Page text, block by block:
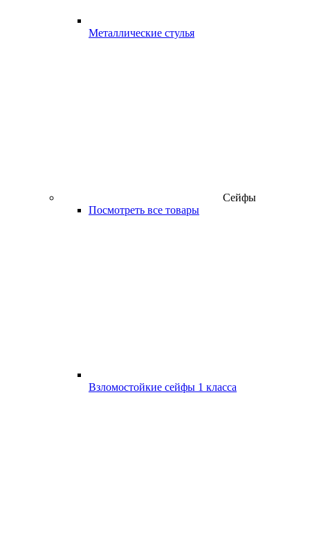
Металлические стулья
Сейфы
Посмотреть все товары
Взломостойкие сейфы 1 класса